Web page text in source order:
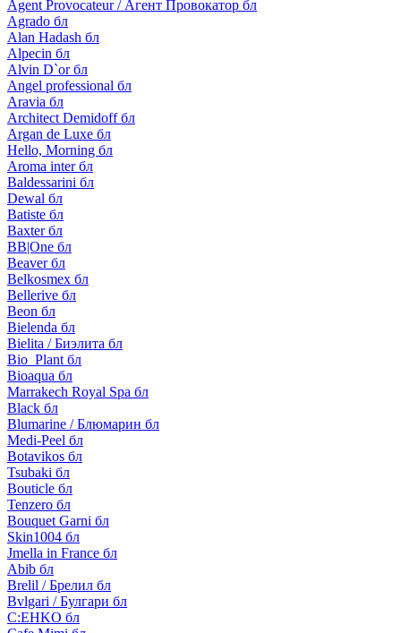
Agent Provocateur / Агент Провокатор бл
Agrado бл
Alan Hadash бл
Alpecin бл
Alvin D`or бл
Angel professional бл
Aravia бл
Architect Demidoff бл
Argan de Luxe бл
Hello, Morning бл
Aroma inter бл
Baldessarini бл
Dewal бл
Batiste бл
Baxter бл
BB|One бл
Beaver бл
Belkosmex бл
Bellerive бл
Beon бл
Bielenda бл
Bielita / Биэлита бл
Bio_Plant бл
Bioaqua бл
Marrakech Royal Spa бл
Black бл
Blumarine / Блюмарин бл
Medi-Peel бл
Botavikos бл
Tsubaki бл
Bouticle бл
Tenzero бл
Bouquet Garni бл
Skin1004 бл
Jmella in France бл
Abib бл
Brelil / Брелил бл
Bvlgari / Булгари бл
C:EHKO бл